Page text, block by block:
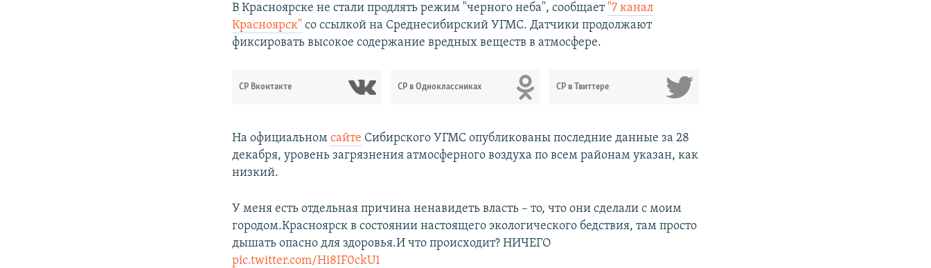
В Красноярске не стали продлять режим "черного неба", сообщает "7 канал
Красноярск" со ссылкой на Среднесибирский УГМС. Датчики продолжают
фиксировать высокое содержание вредных веществ в атмосфере.
СР Вконтакте СР в Одноклассниках СР в Твиттере
На официальномсайте Сибирского УГМС опубликованы последние данные за 28
декабря, уровень загрязнения атмосферного воздуха по всем районам указан, как
низкий.
У меня есть отдельная причина ненавидеть власть – то, что они сделали с моим
городом.Красноярск в состоянии настоящего экологического бедствия, там просто
дышать опасно для здоровья.И что происходит? НИЧЕГО
pic.twitter.com/Hi8IF0ckU1